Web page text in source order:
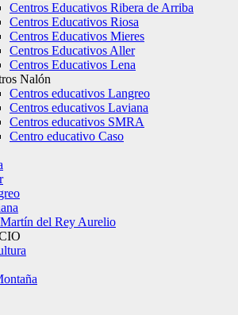
Centros Educativos Ribera de Arriba
Centros Educativos Riosa
Centros Educativos Mieres
Centros Educativos Aller
Centros Educativos Lena
Nalón
Centros educativos Langreo
Centros educativos Laviana
Centros educativos SMRA
Centro educativo Caso
del Rey Aurelio